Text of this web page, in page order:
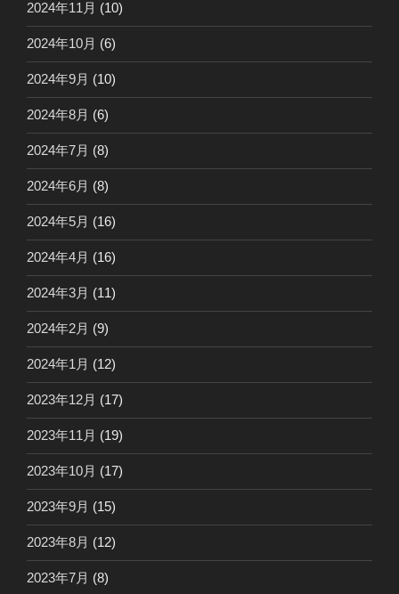
2024年11月 (10)
2024年10月 (6)
2024年9月 (10)
2024年8月 (6)
2024年7月 (8)
2024年6月 (8)
2024年5月 (16)
2024年4月 (16)
2024年3月 (11)
2024年2月 (9)
2024年1月 (12)
2023年12月 (17)
2023年11月 (19)
2023年10月 (17)
2023年9月 (15)
2023年8月 (12)
2023年7月 (8)